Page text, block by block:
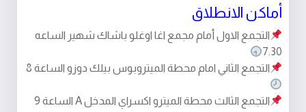
أماكن الانطلاق
التجمع الاول أمام مجمع اغا اوغلو باشاك شهير الساعه
7.30
التجمع الثاني امام محطة الميتروبوس بيلك دوزو الساعة 8
التجمع الثالث محطة الميترو اكسراي المدخل A الساعة 9